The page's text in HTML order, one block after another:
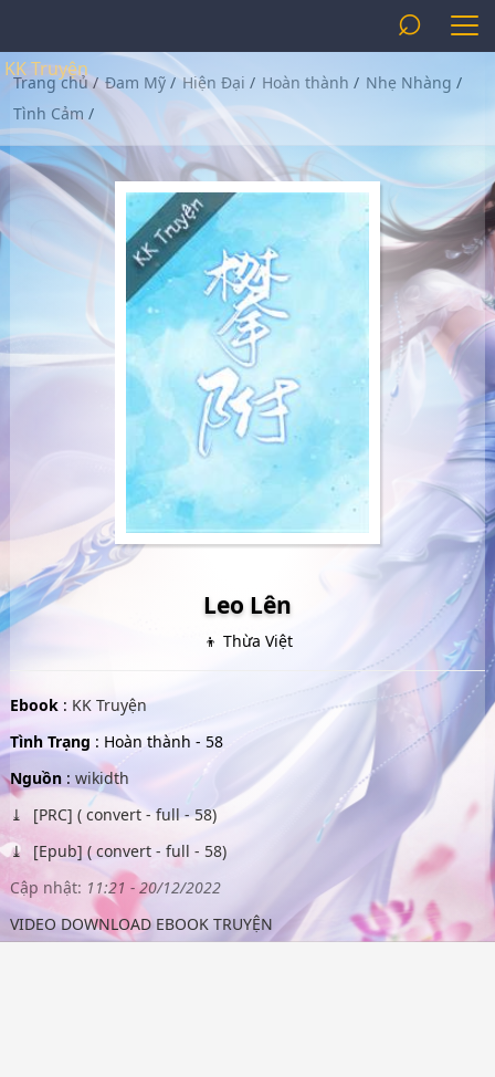
KK Truyện
⌕
Trang chủ/ Đam Mỹ/ Hiện Đại / Hoàn thành / Nhẹ Nhàng /
Tình Cảm /
Leo Lên
👦 Thừa Việt
Ebook : KK Truyện
Tình Trạng : Hoàn thành - 58
Nguồn: wikidth
[PRC] ( convert - full - 58)
[Epub] ( convert - full - 58)
Cập nhật: 11:21 - 20/12/2022
VIDEO DOWNLOAD EBOOK TRUYỆN